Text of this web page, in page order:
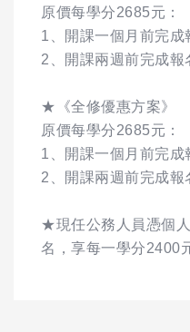
原價每學分2685元：
1、開課一個月前完成
2、開課兩週前完成報
★《全修優惠方案》
原價每學分2685元：
1、開課一個月前完成
2、開課兩週前完成報
★現任公務人員憑個
名，享每一學分2400